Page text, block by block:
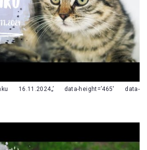
16.11.2024„’ data-height=’465′ data-